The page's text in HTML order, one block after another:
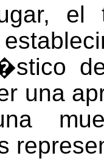
una